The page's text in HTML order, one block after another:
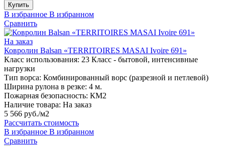
Купить
В избранное В избранном
Сравнить
На заказ
Ковролин Balsan «TERRITOIRES MASAI Ivoire 691»
Класс использования: 23 Класс - бытовой, интенсивные
нагрузки
Тип ворса: Комбинированный ворс (разрезной и петлевой)
Ширина рулона в резке: 4 м.
Пожарная безопасность: КМ2
Наличие товара: На заказ
5 566 руб./м2
Рассчитать стоимость
В избранное В избранном
Сравнить